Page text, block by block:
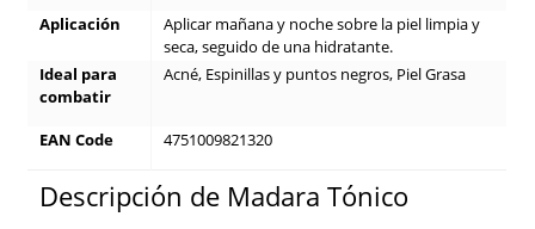
Aplicación
Aplicar mañana y noche sobre la piel limpia y
seca, seguido de una hidratante.
Ideal para
combatir
Acné, Espinillas y puntos negros, Piel Grasa
EAN Code 4751009821320
Descripción de Madara Tónico